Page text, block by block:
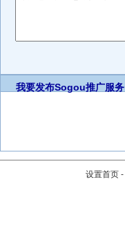
我要发布Sogou推广服务
设置首页 -